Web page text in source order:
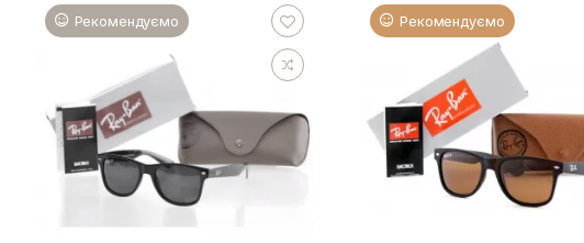
Рекомендуємо Рекомендуємо